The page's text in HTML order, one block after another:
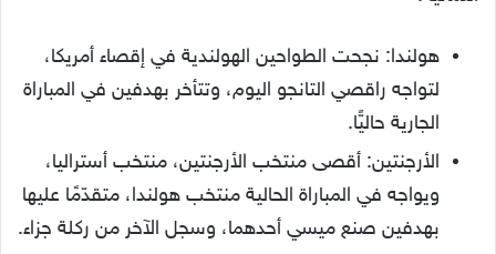
هولندا: نجحت الطواحين الهولندية في إقصاء أمريكا،
لتواجه راقصي التانجو اليوم، وتتأخر بهدفين في المباراة
الجارية حاليًّا.
الأرجنتين: أقصى منتخب الأرجنتين، منتخب أستراليا،
ويواجه في المباراة الحالية منتخب هولندا، متقدّمًا عليها
بهدفين صنع ميسي أحدهما، وسجل الآخر من ركلة جزاء.